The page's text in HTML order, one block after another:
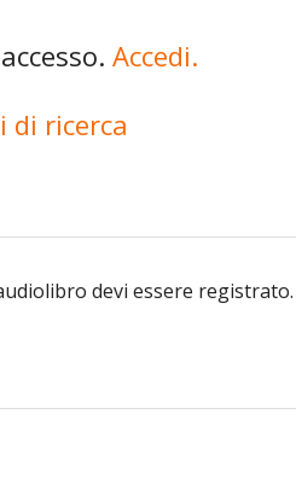
Accedi.
di ricerca
devi essere registrato.